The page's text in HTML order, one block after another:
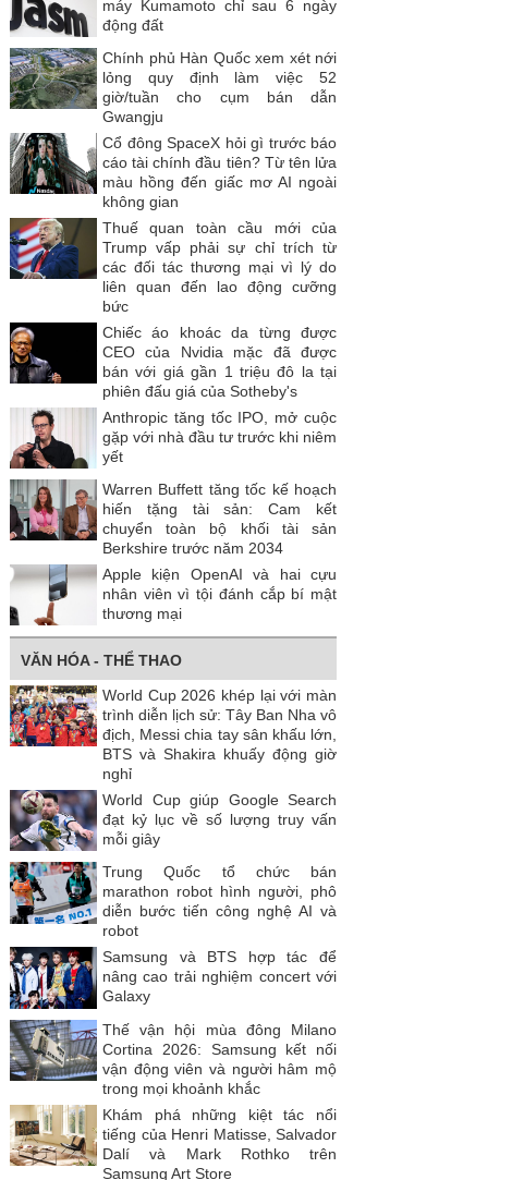
máy Kumamoto chỉ sau 6 ngày
động đất
Chính phủ Hàn Quốc xem xét nới
lỏng quy định làm việc 52
giờ/tuần cho cụm bán dẫn
Gwangju
Cổ đông SpaceX hỏi gì trước báo
cáo tài chính đầu tiên? Từ tên lửa
màu hồng đến giấc mơ AI ngoài
không gian
Thuế quan toàn cầu mới của
Trump vấp phải sự chỉ trích từ
các đối tác thương mại vì lý do
liên quan đến lao động cưỡng
bức
Chiếc áo khoác da từng được
CEO của Nvidia mặc đã được
bán với giá gần 1 triệu đô la tại
phiên đấu giá của Sotheby's
Anthropic tăng tốc IPO, mở cuộc
gặp với nhà đầu tư trước khi niêm
yết
Warren Buffett tăng tốc kế hoạch
hiến tặng tài sản: Cam kết
chuyển toàn bộ khối tài sản
Berkshire trước năm 2034
Apple kiện OpenAI và hai cựu
nhân viên vì tội đánh cắp bí mật
thương mại
VĂN HÓA - THỂ THAO
World Cup 2026 khép lại với màn
trình diễn lịch sử: Tây Ban Nha vô
địch, Messi chia tay sân khấu lớn,
BTS và Shakira khuấy động giờ
nghỉ
World Cup giúp Google Search
đạt kỷ lục về số lượng truy vấn
mỗi giây
Trung Quốc tổ chức bán
marathon robot hình người, phô
diễn bước tiến công nghệ AI và
robot
Samsung và BTS hợp tác để
nâng cao trải nghiệm concert với
Galaxy
Thế vận hội mùa đông Milano
Cortina 2026: Samsung kết nối
vận động viên và người hâm mộ
trong mọi khoảnh khắc
Khám phá những kiệt tác nổi
tiếng của Henri Matisse, Salvador
Dalí và Mark Rothko trên
Samsung Art Store